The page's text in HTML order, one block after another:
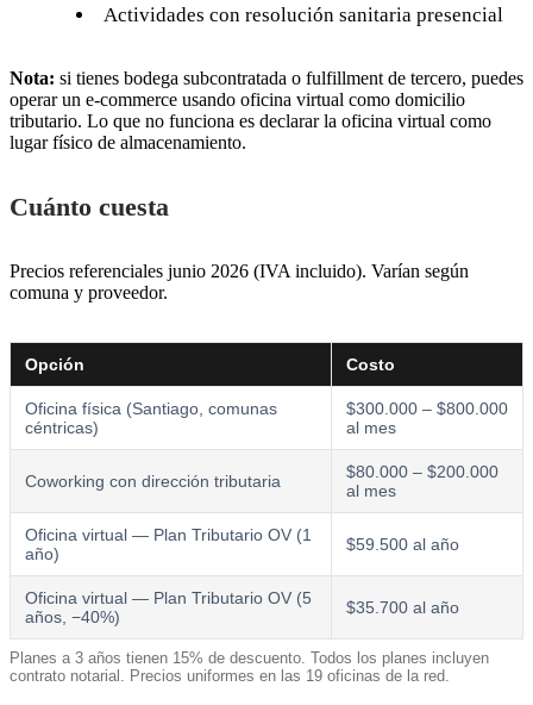
Actividades con resolución sanitaria presencial
Nota: si tienes bodega subcontratada o fulfillment de tercero, puedes
operar un e-commerce usando oficina virtual como domicilio
tributario. Lo que no funciona es declarar la oficina virtual como
lugar físico de almacenamiento.
Cuánto cuesta
Precios referenciales junio 2026 (IVA incluido). Varían según
comuna y proveedor.
Opción Costo
Oficina física (Santiago, comunas
céntricas)
$300.000 – $800.000
al mes
Coworking con dirección tributaria
$80.000 – $200.000
al mes
Oficina virtual — Plan Tributario OV (1
año)
$59.500 al año
Oficina virtual — Plan Tributario OV (5
años, −40%)
$35.700 al año
Planes a 3 años tienen 15% de descuento. Todos los planes incluyen
contrato notarial. Precios uniformes en las 19 oficinas de la red.